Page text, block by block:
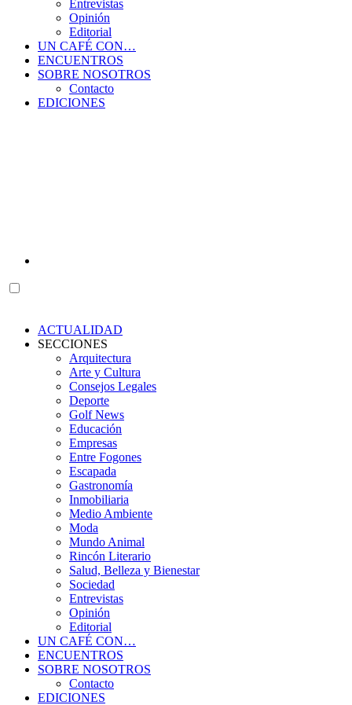
Entrevistas
Opinión
Editorial
UN CAFÉ CON…
ENCUENTROS
SOBRE NOSOTROS
Contacto
EDICIONES
ACTUALIDAD
SECCIONES
Arquitectura
Arte y Cultura
Consejos Legales
Deporte
Golf News
Educación
Empresas
Entre Fogones
Escapada
Gastronomía
Inmobiliaria
Medio Ambiente
Moda
Mundo Animal
Rincón Literario
Salud, Belleza y Bienestar
Sociedad
Entrevistas
Opinión
Editorial
UN CAFÉ CON…
ENCUENTROS
SOBRE NOSOTROS
Contacto
EDICIONES